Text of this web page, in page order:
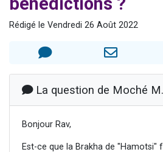
30 personnes viennent de
Il reste 49 places
Rédigé le Vendredi 26 Août 2022
La question de Moché M.
Bonjour Rav,
Est-ce que la Brakha de "Hamotsi"